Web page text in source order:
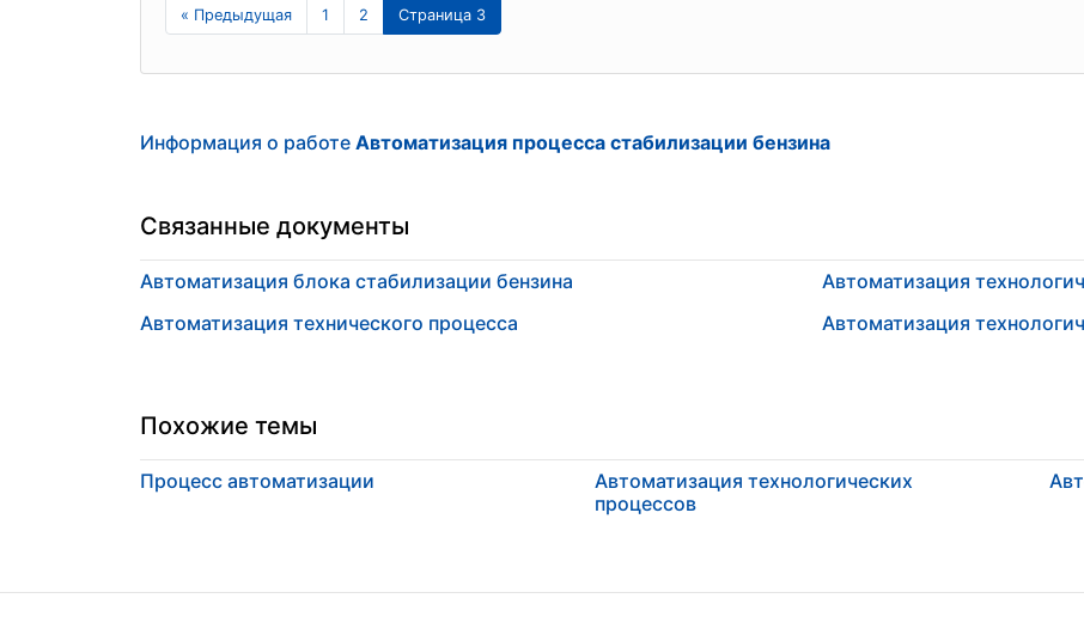
« Предыдущая 1 2 Страница 3
Информация о работе Автоматизация процесса стабилизации бензина
Связанные документы
Автоматизация блока стабилизации бензина
Автоматизация технического процесса
Автоматизация
Автоматизация
Похожие темы
Процесс автоматизации
Автоматизация технологических
процессов